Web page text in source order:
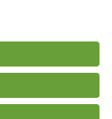
des
Streichpreis.
einladen